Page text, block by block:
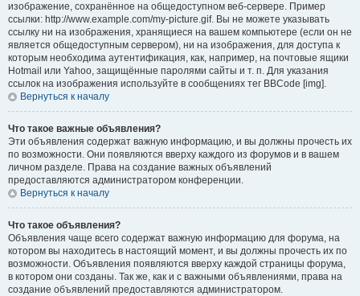
изображение, сохранённое на общедоступном веб-сервере. Пример
ссылки: http://www.example.com/my-picture.gif. Вы не можете указывать
ссылку ни на изображения, хранящиеся на вашем компьютере (если он не
является общедоступным сервером), ни на изображения, для доступа к
которым необходима аутентификация, как, например, на почтовые ящики
Hotmail или Yahoo, защищённые паролями сайты и т. п. Для указания
ссылок на изображения используйте в сообщениях тег BBCode [img].
Вернуться к началу
Что такое важные объявления?
Эти объявления содержат важную информацию, и вы должны прочесть их
по возможности. Они появляются вверху каждого из форумов и в вашем
личном разделе. Права на создание важных объявлений
предоставляются администратором конференции.
Вернуться к началу
Что такое объявления?
Объявления чаще всего содержат важную информацию для форума, на
котором вы находитесь в настоящий момент, и вы должны прочесть их по
возможности. Объявления появляются вверху каждой страницы форума,
в котором они созданы. Так же, как и с важными объявлениями, права на
создание объявлений предоставляются администратором.